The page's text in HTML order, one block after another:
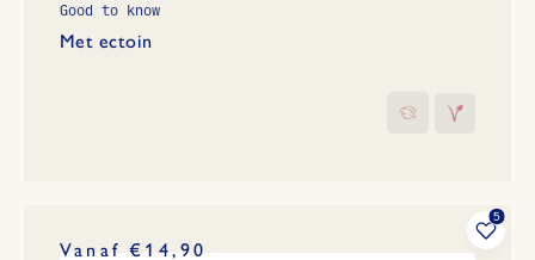
Good to know
Met ectoin
Vanaf €14,90